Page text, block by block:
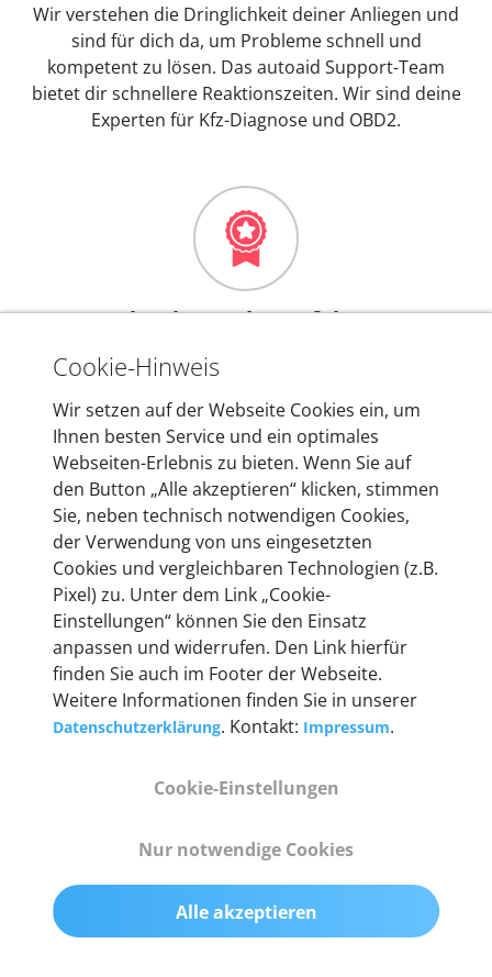
Wir verstehen die Dringlichkeit deiner Anliegen und
sind für dich da, um Probleme schnell und
kompetent zu lösen. Das autoaid Support-Team
bietet dir schnellere Reaktionszeiten. Wir sind deine
Experten für Kfz-Diagnose und OBD2.
Mehr als 10 Jahre Erfahrung
In den Kfz-Diagnosegeräten von autoaid stecken
entwickeln wir unsere Produkte am Standort in
Berlin laufend weiter. Auf diese Qualität vertrauen
heute mehr als 60.000 Privatkunden und
Unternehmen.
Technische Details &
Lieferumfang
55 mm x 25 mm x 12 mm
200 g
Cookie-Hinweis
Wir setzen auf der Webseite Cookies ein, um
Ihnen besten Service und ein optimales
Webseiten-Erlebnis zu bieten. Wenn Sie auf
den Button „Alle akzeptieren“ klicken, stimmen
Sie, neben technisch notwendigen Cookies,
der Verwendung von uns eingesetzten
Cookies und vergleichbaren Technologien (z.B.
Pixel) zu. Unter dem Link „Cookie-
Einstellungen“ können Sie den Einsatz
anpassen und widerrufen. Den Link hierfür
finden Sie auch im Footer der Webseite.
Weitere Informationen finden Sie in unserer
Datenschutzerklärung. Kontakt: Impressum.
Cookie-Einstellungen
Nur notwendige Cookies
Alle akzeptieren